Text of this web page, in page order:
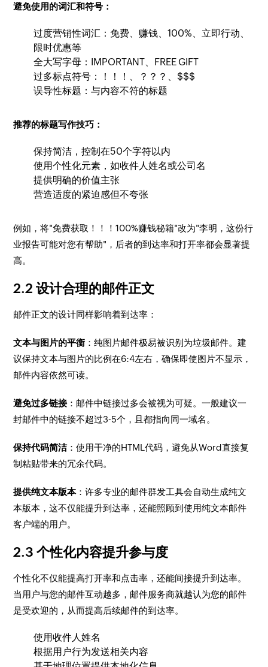
避免使用的词汇和符号：
过度营销性词汇：免费、赚钱、100%、立即行动、
限时优惠等
全大写字母：IMPORTANT、FREE GIFT
过多标点符号：！！！、？？？、$$$
误导性标题：与内容不符的标题
推荐的标题写作技巧：
保持简洁，控制在50个字符以内
使用个性化元素，如收件人姓名或公司名
提供明确的价值主张
营造适度的紧迫感但不夸张
例如，将"免费获取！！！100%赚钱秘籍"改为"李明，这份行
业报告可能对您有帮助"，后者的到达率和打开率都会显著提
高。
2.2 设计合理的邮件正文
邮件正文的设计同样影响着到达率：
文本与图片的平衡 ：纯图片邮件极易被识别为垃圾邮件。建
议保持文本与图片的比例在6:4左右，确保即使图片不显示，
邮件内容依然可读。
避免过多链接：邮件中链接过多会被视为可疑。一般建议一
封邮件中的链接不超过3-5个，且都指向同一域名。
保持代码简洁：使用干净的HTML代码，避免从Word直接复
制粘贴带来的冗余代码。
提供纯文本版本：许多专业的邮件群发工具会自动生成纯文
本版本，这不仅能提升到达率，还能照顾到使用纯文本邮件
客户端的用户。
2.3 个性化内容提升参与度
个性化不仅能提高打开率和点击率，还能间接提升到达率。
当用户与您的邮件互动越多，邮件服务商就越认为您的邮件
是受欢迎的，从而提高后续邮件的到达率。
使用收件人姓名
根据用户行为发送相关内容